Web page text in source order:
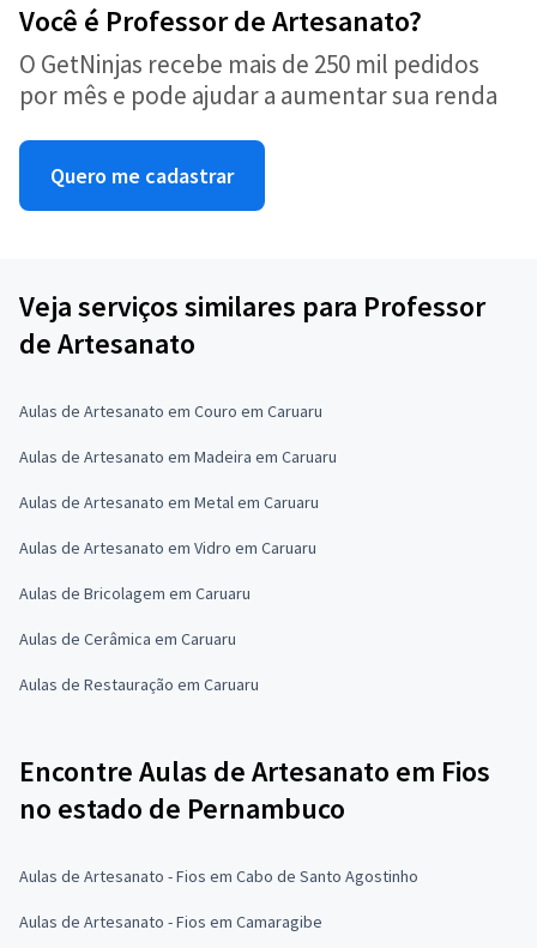
Você é Professor de Artesanato?
O GetNinjas recebe mais de 250 mil pedidos
por mês e pode ajudar a aumentar sua renda
Quero me cadastrar
Veja serviços similares para Professor
de Artesanato
Aulas de Artesanato em Couro em Caruaru
Aulas de Artesanato em Madeira em Caruaru
Aulas de Artesanato em Metal em Caruaru
Aulas de Artesanato em Vidro em Caruaru
Aulas de Bricolagem em Caruaru
Aulas de Cerâmica em Caruaru
Aulas de Restauração em Caruaru
Encontre Aulas de Artesanato em Fios
no estado de Pernambuco
Aulas de Artesanato - Fios em Cabo de Santo Agostinho
Aulas de Artesanato - Fios em Camaragibe